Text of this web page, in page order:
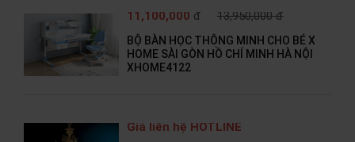
11,100,000 đ 13,950,000 đ
BỘ BÀN HỌC THÔNG MINH CHO BÉ X
HOME SÀI GÒN HỒ CHÍ MINH HÀ NỘI
XHOME4122
Giá liên hệ HOTLINE